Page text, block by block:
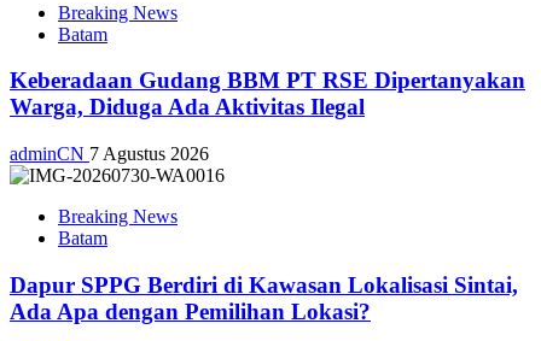
Breaking News
Batam
Keberadaan Gudang BBM PT RSE Dipertanyakan
Warga, Diduga Ada Aktivitas Ilegal
adminCN 7 Agustus 2026
Breaking News
Batam
Dapur SPPG Berdiri di Kawasan Lokalisasi Sintai,
Ada Apa dengan Pemilihan Lokasi?